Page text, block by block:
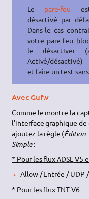
Le pare-feu est
désactivé par
Dans le cas
votre pare-feu
le désactiver
Activé/désactivé)
et faire un test
Avec Gufw
Comme le montre la
l'interface graphique de
ajoutez la règle (Édition
Simple:
* Pour les fluxADSL V5
Allow / Entrée / UDP /
* Pour les flux TNT V6